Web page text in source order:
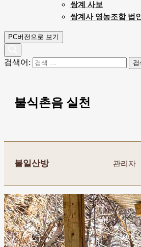
쌍계 사보
쌍계사 영농조합 법인
PC버전으로 보기
검색어:
불식촌음 실천
불일산방 관리자